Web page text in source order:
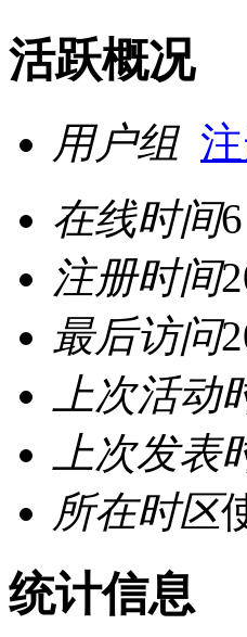
活跃概况
用户组
在线时间
注册时间
最后访问
上次活动
上次发表
所在时区
统计信息